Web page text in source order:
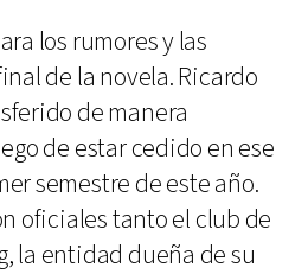
los rumores y las
de la novela. Ricardo
de manera
de estar cedido en ese
semestre de este año.
oficiales tanto el club de
la entidad dueña de su